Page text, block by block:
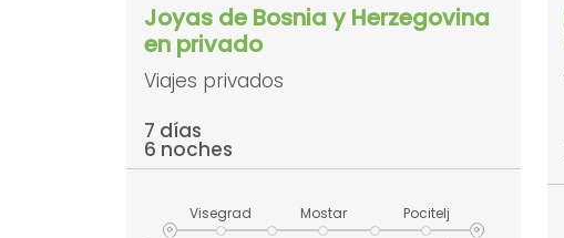
Joyas de Bosnia y Herzegovina
en privado
Viajes privados
7 días
6 noches
Visegrad
Mostar
Pocitelj